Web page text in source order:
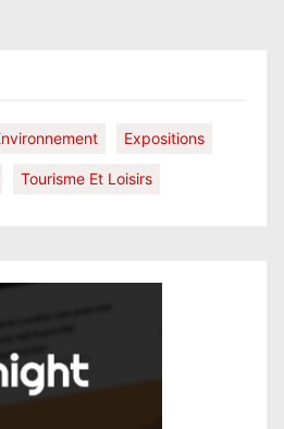
Expositions
Tourisme Et Loisirs